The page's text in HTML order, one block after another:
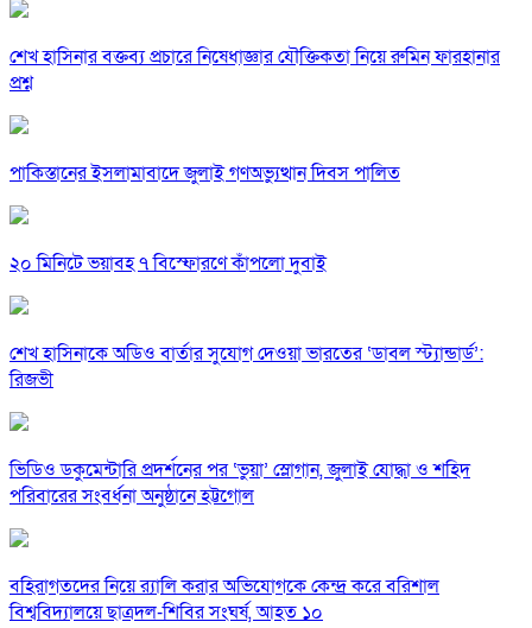
শেখ হাসিনার বক্তব্য প্রচারে নিষেধাজ্ঞার যৌক্তিকতা নিয়ে রুমিন ফারহানার
প্রশ্ন
পাকিস্তানের ইসলামাবাদে জুলাই গণঅভ্যুত্থান দিবস পালিত
২০ মিনিটে ভয়াবহ ৭ বিস্ফোরণে কাঁপলো দুবাই
শেখ হাসিনাকে অডিও বার্তার সুযোগ দেওয়া ভারতের ‘ডাবল স্ট্যান্ডার্ড’:
রিজভী
ভিডিও ডকুমেন্টারি প্রদর্শনের পর ‘ভুয়া’ স্লোগান, জুলাই যোদ্ধা ও শহিদ
পরিবারের সংবর্ধনা অনুষ্ঠানে হট্টগোল
বহিরাগতদের নিয়ে র‍্যালি করার অভিযোগকে কেন্দ্র করে বরিশাল
বিশ্ববিদ্যালয়ে ছাত্রদল-শিবির সংঘর্ষ, আহত ১০